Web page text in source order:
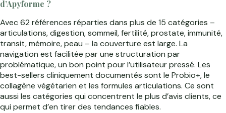
d’Apyforme ?
Avec 62 références réparties dans plus de 15 catégories –
articulations, digestion, sommeil, fertilité, prostate, immunité,
transit, mémoire, peau – la couverture est large. La
navigation est facilitée par une structuration par
problématique, un bon point pour l’utilisateur pressé. Les
best-sellers cliniquement documentés sont le Probio+, le
collagène végétarien et les formules articulations. Ce sont
aussi les catégories qui concentrent le plus d’avis clients, ce
qui permet d’en tirer des tendances fiables.